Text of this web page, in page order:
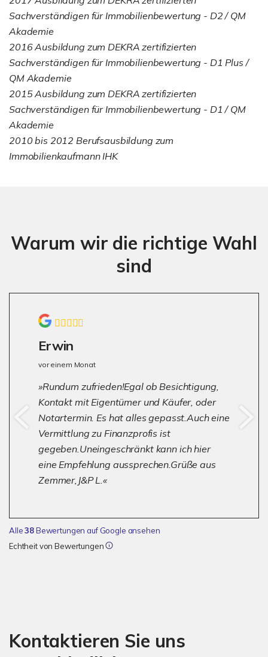
Sachverständigen für Immobilienbewertung - D2 / QM
Akademie
2016 Ausbildung zum DEKRA zertifizierten
Sachverständigen für Immobilienbewertung - D1 Plus /
QM Akademie
2015 Ausbildung zum DEKRA zertifizierten
Sachverständigen für Immobilienbewertung - D1 / QM
Akademie
2010 bis 2012 Berufsausbildung zum
Immobilienkaufmann IHK
Warum wir die richtige Wahl
sind
Erwin
vor einem Monat
Rundum zufrieden!Egal ob Besichtigung,
Kontakt mit Eigentümer und Käufer, oder
Notartermin. Es hat alles gepasst.Auch eine
Vermittlung zu Finanzprofis ist
gegeben.Uneingeschränkt kann ich hier
eine Empfehlung aussprechen.Grüße aus
Zemmer,J&P L.
Alle38Bewertungen auf Google ansehen
Echtheit von Bewertungen
Kontaktieren Sie uns